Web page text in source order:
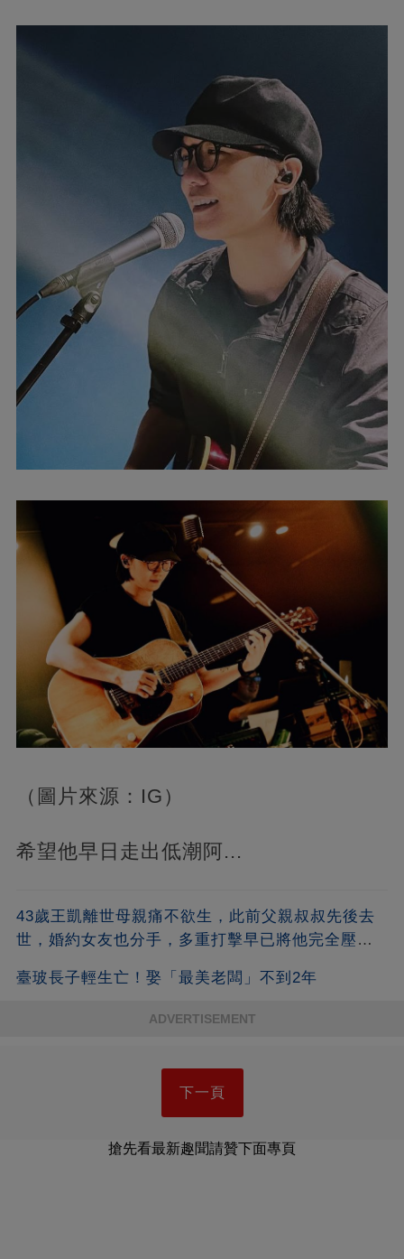
（圖片來源：IG）
希望他早日走出低潮阿...
43歲王凱離世母親痛不欲生，此前父親叔叔先後去
世，婚約女友也分手，多重打擊早已將他完全壓
臺玻長子輕生亡！娶「最美老闆」不到2年
ADVERTISEMENT
下一頁
搶先看最新趣聞請贊下面專頁